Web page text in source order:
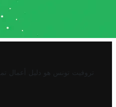
تروفيت تونس هو دليل أعمال